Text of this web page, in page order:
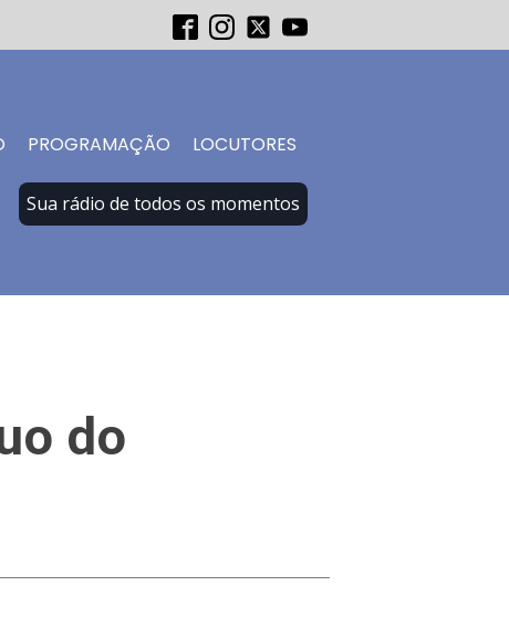
PROGRAMAÇÃO LOCUTORES
Sua rádio de todos os momentos
do